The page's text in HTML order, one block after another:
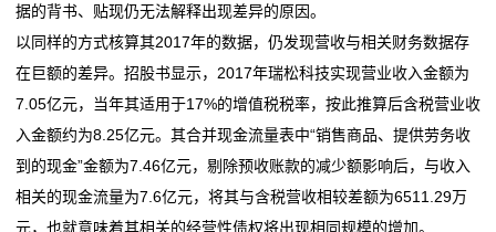
据的背书、贴现仍无法解释出现差异的原因。
以同样的方式核算其2017年的数据，仍发现营收与相关财务数据存
在巨额的差异。招股书显示，2017年瑞松科技实现营业收入金额为
7.05亿元，当年其适用于17%的增值税税率，按此推算后含税营业收
入金额约为8.25亿元。其合并现金流量表中“销售商品、提供劳务收
到的现金”金额为7.46亿元，剔除预收账款的减少额影响后，与收入
相关的现金流量为7.6亿元，将其与含税营收相较差额为6511.29万
元，也就意味着其相关的经营性债权将出现相同规模的增加。